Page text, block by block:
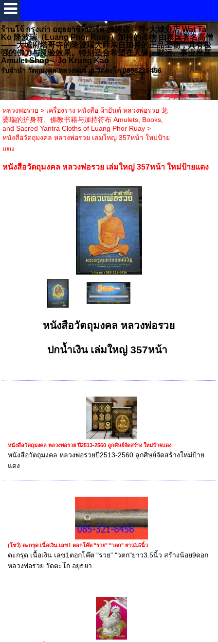
ร้านโจ้ กรุงเก่า อยุธยาซิตี้ปาร์ค 佛牌店 – 乔•大城分店 Wat Ta
Ko 隆波瑞（Luang Phor Ruay）加持的圣物 由泰国著名高僧
——大城府塔哥寺的隆波瑞大师亲自加持的正品圣物，具有极
强的佛力与灵验效果。特别适合希望在人缘、财运、事业发展
Amulet Shop – Jo Krung Kao
รับจำนำ วัตถุมงคล หลวงพ่อรวย วัดตะโก 0853216456
หลวงพ่อรวย > เครื่องราง หนังสือ ผ้ายันต์ หลวงพ่อรวย 龙
婆瑞的护身符、佛教书籍与加持符布 Amulets, Books,
and Sacred Yantra Cloths of Luang Phor Ruay>
หนังสือวัตถุมงคล หลวงพ่อรวย เล่มใหญ่ 357หน้า ใหม่ป้าย
แดง
หนังสือวัตถุมงคล หลวงพ่อรวย เล่มใหญ่ 357หน้า ใหม่ป้ายแดง
หนังสือวัตถุมงคล หลวงพ่อรวย
ปกน้ำเงิน เล่มใหญ่ 357หน้า
หนังสือวัตถุมงคล หลวงพ่อรวย ปี2513-2560 ลูกศิษย์จัดสร้าง ใหม่ป้ายแดง
หนังสือวัตถุมงคล หลวงพ่อรวยปี2513-2560 ลูกศิษย์จัดสร้างใหม่ป้าย
แดง
(โชว์) ตะกรุด เนื้อเงิน เลข1 ตอกโค๊ต "รวย" "วตก" ยาว3.5นิ้ว
ตะกรุด เนื้อเงิน เลข1ตอกโค๊ต "รวย" "วตก"ยาว3.5นิ้ว สร้างน้อย9ดอก
หลวงพ่อรวย วัดตะโก อยุธยา